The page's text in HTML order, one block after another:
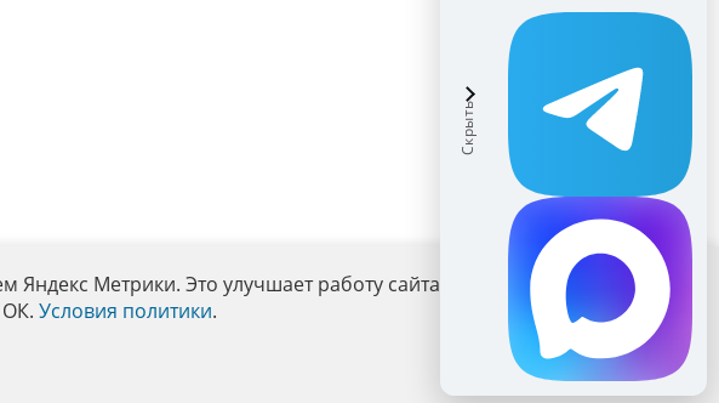
Метрики. Это улучшает работу сайта и взаимодействие с ним.
ОК. Условия политики.